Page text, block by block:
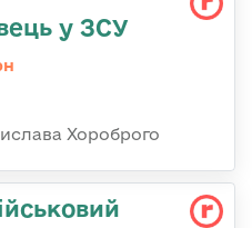
у ЗСУ
Хороброго